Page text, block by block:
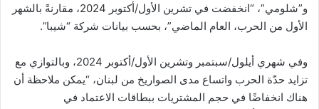
و”شلومي”، “انخفضت في تشرين الأول/أكتوبر 2024، مقارنةً بالشهر
الأول من الحرب، العام الماضي”، بحسب بيانات شركة “شيبا”.
وفي شهري أيلول/سبتمبر وتشرين الأول/أكتوبر 2024، وبالتوازي مع
تزايد حدّة الحرب واتساع مدى الصواريخ من لبنان، “يمكن ملاحظة أن
هناك انخفاضًا في حجم المشتريات ببطاقات الاعتماد في